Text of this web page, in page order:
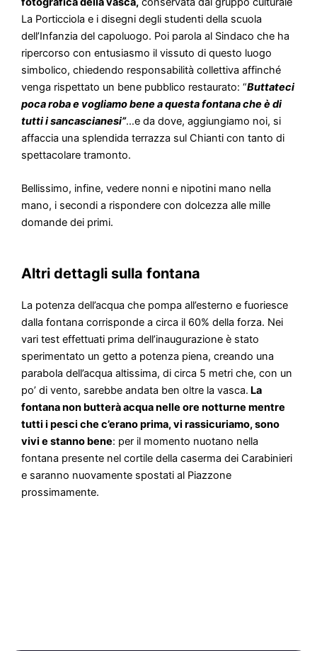
La Porticciola e i disegni degli studenti della scuola
dell’Infanzia del capoluogo. Poi parola al Sindaco che ha
ripercorso con entusiasmo il vissuto di questo luogo
simbolico, chiedendo responsabilità collettiva affinché
venga rispettato un bene pubblico restaurato: “Buttateci
poca roba e vogliamo bene a questa fontana che è di
tutti i sancascianesi”…e da dove, aggiungiamo noi, si
affaccia una splendida terrazza sul Chianti con tanto di
spettacolare tramonto.
Bellissimo, infine, vedere nonni e nipotini mano nella
mano, i secondi a rispondere con dolcezza alle mille
domande dei primi.
Altri dettagli sulla fontana
La potenza dell’acqua che pompa all’esterno e fuoriesce
dalla fontana corrisponde a circa il 60% della forza. Nei
vari test effettuati prima dell’inaugurazione è stato
sperimentato un getto a potenza piena, creando una
parabola dell’acqua altissima, di circa 5 metri che, con un
po’ di vento, sarebbe andata ben oltre la vasca. La
fontana non butterà acqua nelle ore notturne mentre
tutti i pesci che c’erano prima, vi rassicuriamo, sono
vivi e stanno bene: per il momento nuotano nella
fontana presente nel cortile della caserma dei Carabinieri
e saranno nuovamente spostati al Piazzone
prossimamente.